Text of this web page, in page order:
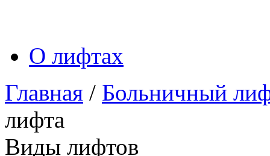
О лифтах
Главная / Больничный
лифта
Виды лифтов